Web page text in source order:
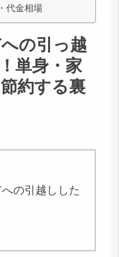
代金相場
の引っ越
単身・家
約する裏
の引越しした